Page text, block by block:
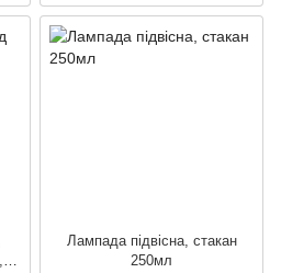
Лампада підвісна, стакан
250мл